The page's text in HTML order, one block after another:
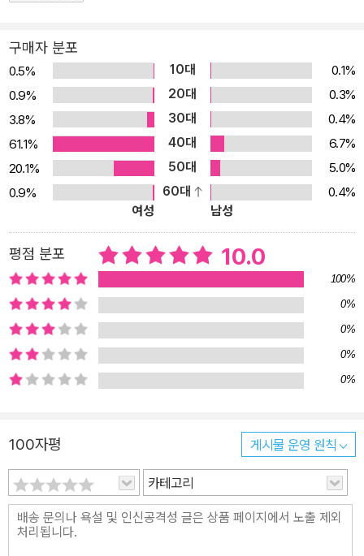
구매자 분포
0.5% 10대
0.1%
0.9%
20대
0.3%
3.8%
30대
0.4%
61.1%
40대
6.7%
20.1%
50대
5.0%
0.9%
60대
0.4%
여성
남성
평점 분포 10.0
100%
0%
0%
0%
0%
100자평 게시물 운영 원칙
카테고리